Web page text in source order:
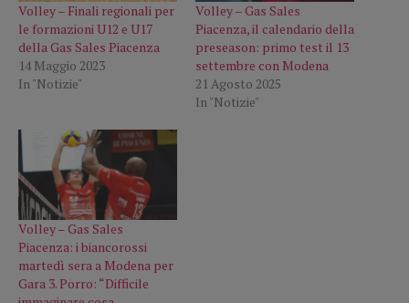
Volley – Finali regionali per
le formazioni U12 e U17
della Gas Sales Piacenza
14 Maggio 2023
In "Notizie"
Volley – Gas Sales
Piacenza, il calendario della
preseason: primo test il 13
settembre con Modena
21 Agosto 2025
In "Notizie"
Volley – Gas Sales
Piacenza: i biancorossi
martedì sera a Modena per
Gara 3. Porro: “Difficile